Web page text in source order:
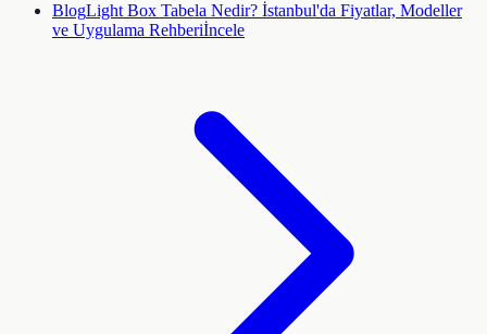
BlogLight Box Tabela Nedir? İstanbul'da Fiyatlar, Modeller
ve Uygulama Rehberiİncele